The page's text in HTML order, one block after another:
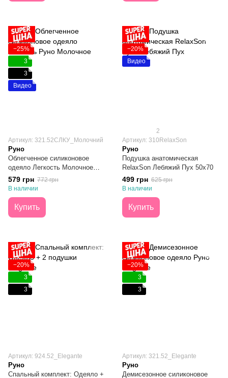
−25%
3
3
Видео
Артикул: 321.52СЛКУ_Молочний
Руно
Облегченное силиконовое
одеяло Легкость Молочное
140х205
579 грн 772 грн
В наличии
Купить
−20%
Видео
2
Артикул: 310RelaxSon
Руно
Подушка анатомическая
RelaxSon Лебяжий Пух 50х70
499 грн 625 грн
В наличии
Купить
−20%
3
3
Артикул: 924.52_Elegante
Руно
Спальный комплект: Одеяло +
−20%
3
3
Артикул: 321.52_Elegante
Руно
Демисезонное силиконовое